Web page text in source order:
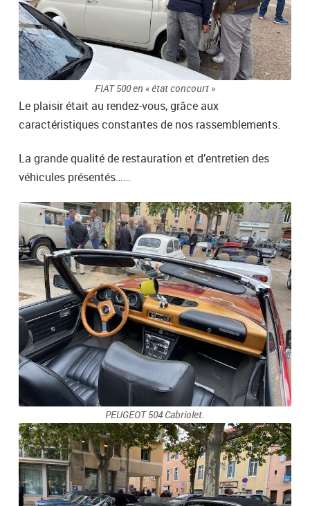
FIAT 500 en « état concourt »
Le plaisir était au rendez-vous, grâce aux
caractéristiques constantes de nos rassemblements.
La grande qualité de restauration et d’entretien des
véhicules présentés……
PEUGEOT 504 Cabriolet.